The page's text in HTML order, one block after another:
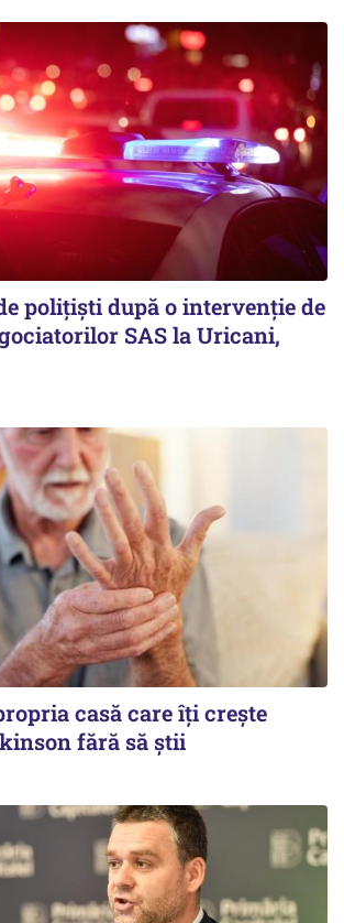
polițiști după o intervenție de
SAS la Uricani,
casă care îți crește
fără să știi